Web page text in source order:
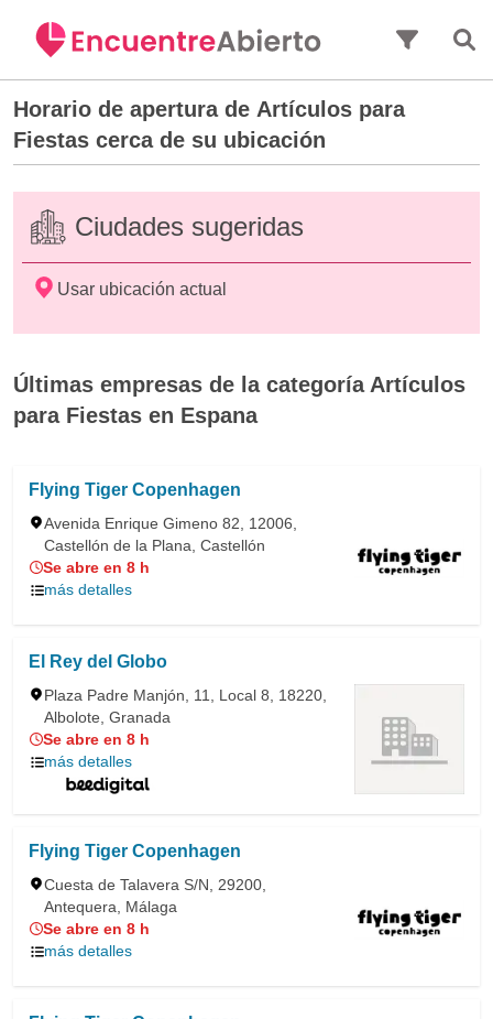
Horario de apertura de Artículos para
Fiestas cerca de su ubicación
Ciudades sugeridas
Usar ubicación actual
Últimas empresas de la categoría Artículos
para Fiestas en Espana
Flying Tiger Copenhagen
Avenida Enrique Gimeno 82, 12006,
Castellón de la Plana, Castellón
Se abre en 8 h
más detalles
El Rey del Globo
Plaza Padre Manjón, 11, Local 8, 18220,
Albolote, Granada
Se abre en 8 h
más detalles
Flying Tiger Copenhagen
Cuesta de Talavera S/N, 29200,
Antequera, Málaga
Se abre en 8 h
más detalles